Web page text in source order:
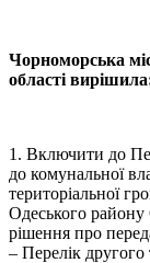
Чорноморська
області
1. Включити до
до комунальної
територіальної
Одеського району
рішення про
– Перелік